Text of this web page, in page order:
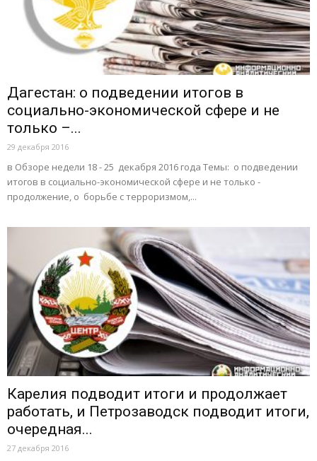
Дагестан: о подведении итогов в
социально-экономической сфере и не
только –...
29 декабря 2016
в Обзоре недели 18 - 25 декабря 2016 года Темы: о подведении
итогов в социально-экономической сфере и не только -
продолжение, о борьбе с терроризмом,...
Карелия подводит итоги и продолжает
работать, и Петрозаводск подводит итоги,
очередная...
27 декабря 2016